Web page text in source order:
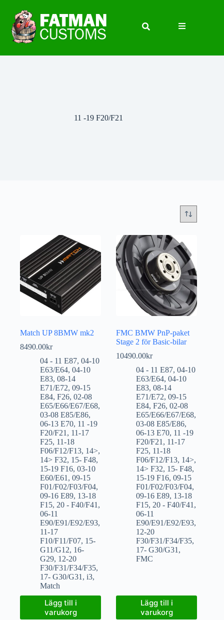
11 -19 F20/F21
Match UP 8BMW mk2
8490.00kr
04 - 11 E87, 04-10
E63/E64, 04-10
E83, 08-14
E71/E72, 09-15
E84, F26, 02-08
E65/E66/E67/E68,
03-08 E85/E86,
06-13 E70, 11 -19
F20/F21 , 11-17
F25, 11-18
F06/F12/F13, 14>,
14> F32, 15- F48,
15-19 F16, 03-10
E60/E61 , 09-15
F01/F02/F03/F04,
09-16 E89, 13-18
F15, 20 - F40/F41 ,
06-11
E90/E91/E92/E93,
11-17
F10/F11/F07, 15-
G11/G12, 16-
G29, 12-20
F30/F31/F34/F35,
17- G30/G31 , i3,
Match
Lägg till i
varukorg
FMC BMW PnP-paket
Stage 2 för Basic-bilar
10490.00kr
04 - 11 E87,04-10
E63/E64,04-10
E83,08-14
E71/E72,09-15
E84,F26,02-08
E65/E66/E67/E68,
03-08 E85/E86,
06-13 E70, 11 -19
F20/F21 , 11-17
F25, 11-18
F06/F12/F13, 14>,
14> F32, 15- F48,
15-19 F16,09-15
F01/F02/F03/F04,
09-16 E89, 13-18
F15, 20 - F40/F41 ,
06-11
E90/E91/E92/E93,
12-20
F30/F31/F34/F35,
17- G30/G31 ,
FMC
Lägg till i
varukorg